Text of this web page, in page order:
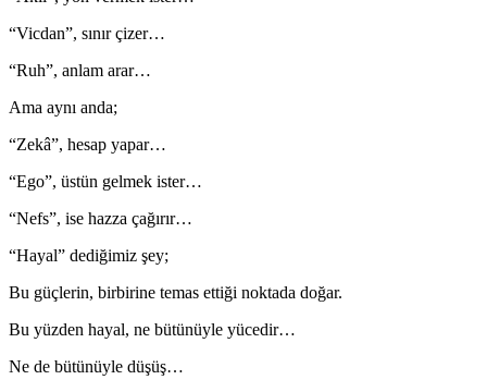
“Vicdan”, sınır çizer…
“Ruh”, anlam arar…
Ama aynı anda;
“Zekâ”, hesap yapar…
“Ego”, üstün gelmek ister…
“Nefs”, ise hazza çağırır…
“Hayal” dediğimiz şey;
Bu güçlerin, birbirine temas ettiği noktada doğar.
Bu yüzden hayal, ne bütünüyle yücedir…
Ne de bütünüyle düşüş…